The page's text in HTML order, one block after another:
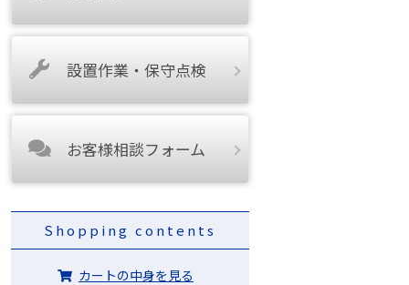
設置作業・保守点検
お客様相談フォーム
Shopping contents
カートの中身を見る